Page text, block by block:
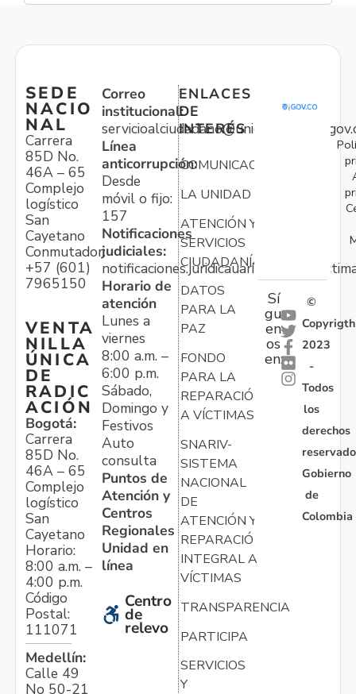
SEDE
NACIO
NAL
Carrera
85D No.
46A – 65
Complejo
logístico
San
Cayetano
Conmutador:
+57 (601)
7965150
VENTA
NILLA
ÚNICA
DE
RADIC
ACIÓN
Bogotá:
Carrera
85D No.
46A – 65
Complejo
logístico
San
Cayetano
Horario:
8:00 a.m. –
4:00 p.m.
Código
Postal:
111071
Medellín:
Calle 49
No 50-21
Correo
institucional:
Línea
anticorrupción:
Desde
móvil o fijo:
157
Notificaciones
judiciales:
Horario de
atención
Lunes a
viernes
8:00 a.m. –
6:00 p.m.
Sábado,
Domingo y
Festivos
Auto
consulta
Puntos de
Atención y
Centros
Regionales
Unidad en
línea
Centro
de
relevo
ENLACES
DE
INTERÉS
COMUNICACIONES
LA UNIDAD
ATENCIÓN Y
SERVICIOS
CIUDADANÍA
DATOS
PARA LA
PAZ
FONDO
PARA LA
REPARACIÓN
A VÍCTIMAS
SNARIV-
SISTEMA
NACIONAL
DE
ATENCIÓN Y
REPARACIÓN
INTEGRAL A
VÍCTIMAS
TRANSPARENCIA
PARTICIPA
SERVICIOS
Y
Sí
gu
en
os
en:
©
Copyrigth
2023
-
Todos
los
derechos
Gobierno
de
Colombia